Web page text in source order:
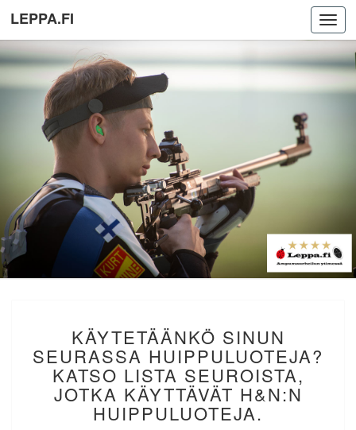
LEPPA.FI
SINUN
SEURASSA
HUIPPULUOTEJA?
KATSO
LISTA
SEUROISTA,
KÄYTETÄÄNKÖ SINUN
SEURASSA HUIPPULUOTEJA?
KATSO LISTA SEUROISTA,
JOTKA KÄYTTÄVÄT H&N:N
HUIPPULUOTEJA.